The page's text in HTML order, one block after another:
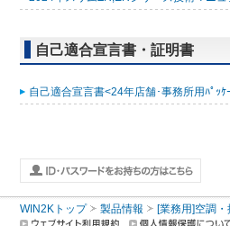
自己適合宣言書・証明書
自己適合宣言書<24年店舗･事務所用ﾊﾟｯｹ
WIN2Kトップ 製品情報 [業務用]空調・